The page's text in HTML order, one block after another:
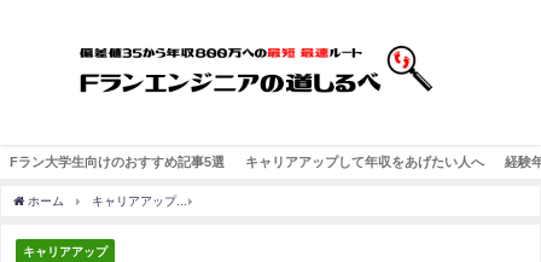
Fラン大学生向けのおすすめ記事5選 キャリアアップして年収をあげたい人へ 経験
ホーム キャリアアップ
キャリアアップ